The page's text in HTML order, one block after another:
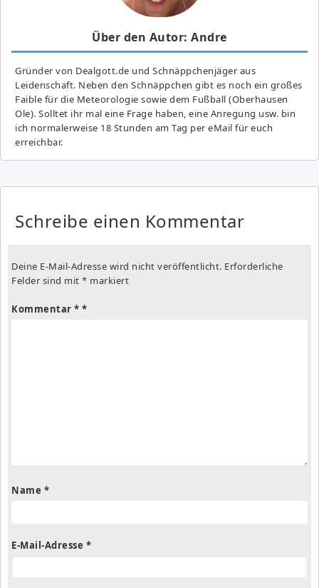
Über den Autor: Andre
Gründer von Dealgott.de und Schnäppchenjäger aus
Leidenschaft. Neben den Schnäppchen gibt es noch ein großes
Fai­ble für die Meteorologie sowie dem Fußball (Oberhausen
Ole). Solltet ihr mal eine Frage haben, eine Anregung usw. bin
ich normalerweise 18 Stunden am Tag per eMail für euch
erreichbar.
Schreibe einen Kommentar
Deine E-Mail-Adresse wird nicht veröffentlicht. Erforderliche
Felder sind mit * markiert
Kommentar *
Name *
E-Mail-Adresse *